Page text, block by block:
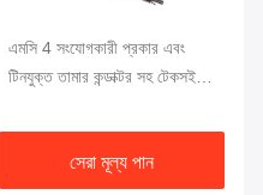
এমসি 4 সংযোগকারী প্রকার এবং
টিনযুক্ত তামার কন্ডাক্টর সহ টেকসই
সেরা মূল্য পান